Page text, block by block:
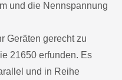
und die Nennspannung
Geräten gerecht zu
21650 erfunden. Es
und in Reihe